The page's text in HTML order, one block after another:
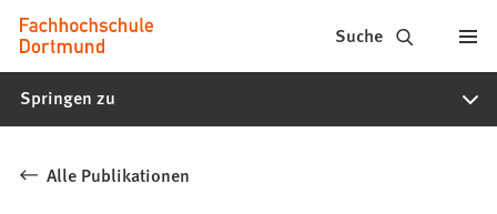
Inhalt anspringen
Fachhochschule
Dortmund
-
Studiengänge,
Suche
Springen zu
Alle Publikationen